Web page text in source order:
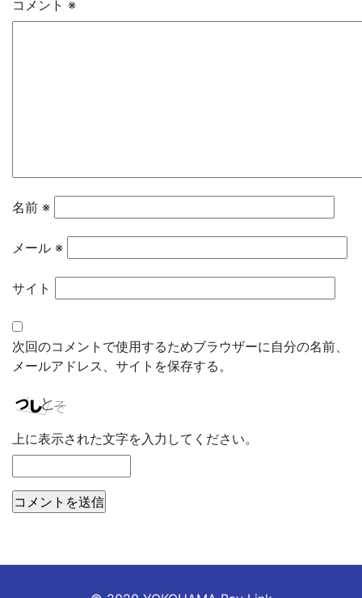
コメント ※
名前 ※
メール ※
サイト
次回のコメントで使用するためブラウザーに自分の名前、
メールアドレス、サイトを保存する。
上に表示された文字を入力してください。